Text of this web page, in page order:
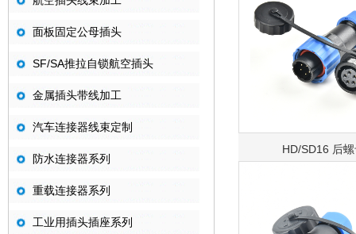
面板固定公母插头
SF/SA推拉自锁航空插头
金属插头带线加工
汽车连接器线束定制
防水连接器系列
重载连接器系列
工业用插头插座系列
HD/SD16 后